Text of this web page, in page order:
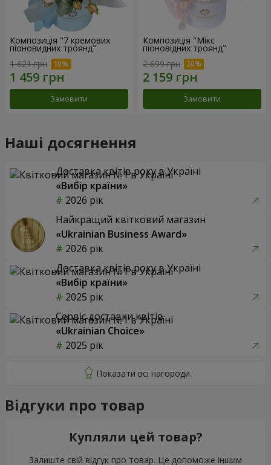
Композиція "7 кремових
піоновидних троянд"
1 621 грн
Замовити
Композиція "Мікс
піоновідних троянд"
2 699 грн
Замовити
Наші досягнення
Доставка квітів року в Україні
«Вибір країни»
2026 рік
Найкращий квітковий магазин
«Ukrainian Business Award»
2026 рік
Доставка квітів року в Україні
«Вибір країни»
2025 рік
Сервіс доставки квітів
«Ukrainian Choice»
2025 рік
Відгуки про товар
Купляли цей товар?
Залиште свій відгук про товар. Це допоможе іншим